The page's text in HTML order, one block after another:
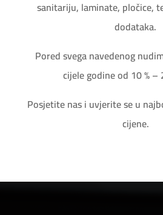
sanitariju, laminate, pločice,
dodataka.
Pored svega navedenog
cijele godine od 10 % –
Posjetite nas i uvjerite se u
cijene.